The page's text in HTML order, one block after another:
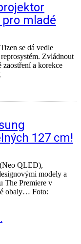
mladé
se dá vedle
Zvládnout
zaostření a korekce
127 cm!
QLED),
modely a
The Premiere v
obaly… Foto: